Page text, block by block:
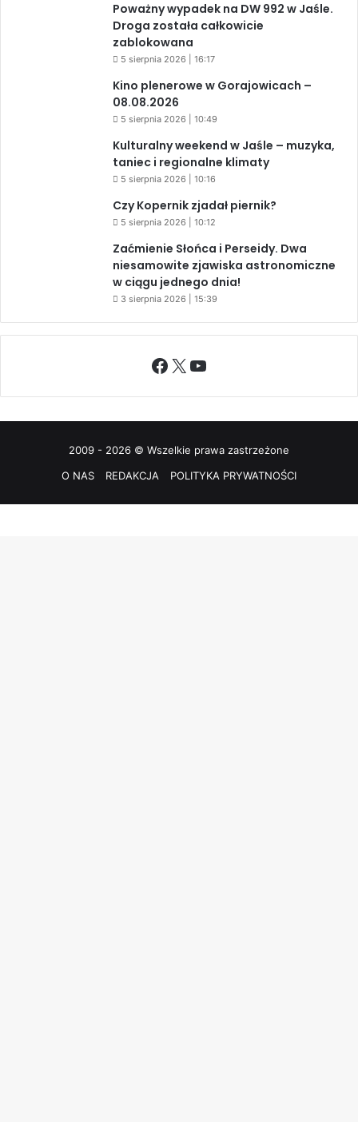
Poważny wypadek na DW 992 w Jaśle.
Droga została całkowicie
zablokowana
5 sierpnia 2026 | 16:17
Kino plenerowe w Gorajowicach –
08.08.2026
5 sierpnia 2026 | 10:49
Kulturalny weekend w Jaśle – muzyka,
taniec i regionalne klimaty
5 sierpnia 2026 | 10:16
Czy Kopernik zjadał piernik?
5 sierpnia 2026 | 10:12
Zaćmienie Słońca i Perseidy. Dwa
niesamowite zjawiska astronomiczne
w ciągu jednego dnia!
3 sierpnia 2026 | 15:39
Facebook
X YouTube
2009 - 2026 © Wszelkie prawa zastrzeżone
O NAS
REDAKCJA POLITYKA PRYWATNOŚCI